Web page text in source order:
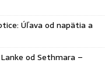
Úľava od napätia a
od Sethmara –